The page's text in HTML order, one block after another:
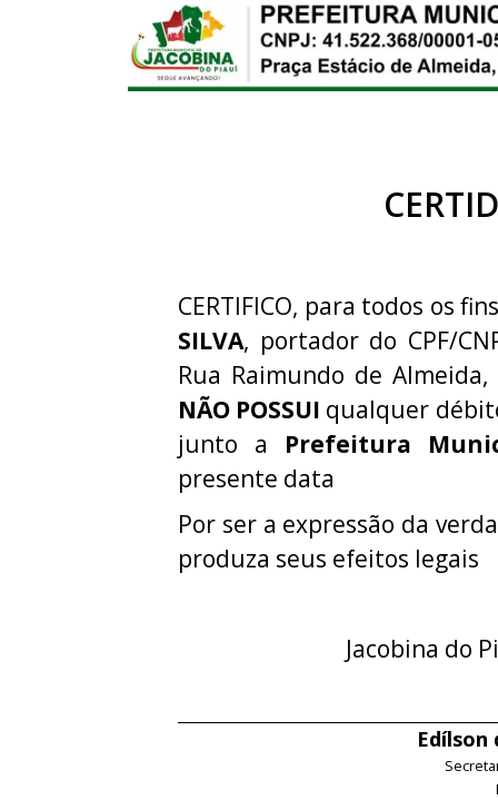
CERTIFICO, para todos os
SILVA, portador do CPF/
Rua Raimundo de
NÃO POSSUI qualquer
junto a Prefeitura
presente data
Por ser a expressão da
produza seus efeitos legais
Jacobina do
Edílson